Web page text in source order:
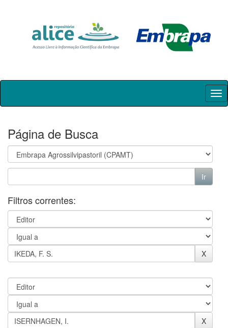
Skip
Página de Busca
Filtros correntes: